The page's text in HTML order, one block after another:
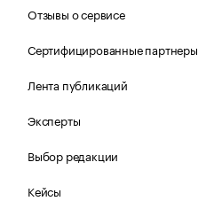
Отзывы о сервисе
Сертифицированные партнеры
Лента публикаций
Эксперты
Выбор редакции
Кейсы